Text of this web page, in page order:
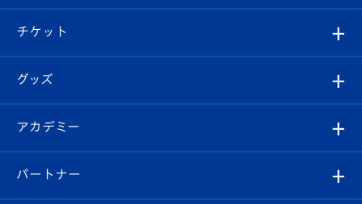
試合情報
チケット
イベント
メディア
クラブ概要
エンブレム紹介
スタッフプロフィール
マスコット紹介
はじめての観戦ガイド
Revive Team
ヴィヴィくんの長崎おもてなしガイド
試合日程/結果
フォトギャラリー
スタジアムグルメ
チケット
チケット
V-LOVERS（ファンクラブ）
プレイヤーズスイート
グッズ
オンラインショップ
アカデミー
育成からのお知らせ
パートナー